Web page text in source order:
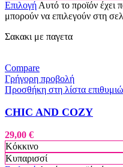
Επιλογή Αυτό το προϊόν έχει
μπορούν να επιλεγούν στη
Σακακι με παγετα
Compare
Γρήγορη προβολή
Προσθήκη στη λίστα
CHIC AND COZY
29,00 €
Κόκκινο
Κυπαρισσί